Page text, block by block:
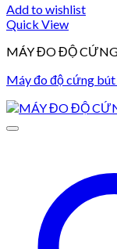
Add to wishlist
Quick View
MÁY ĐO ĐỘ
Máy đo độ cứng bút